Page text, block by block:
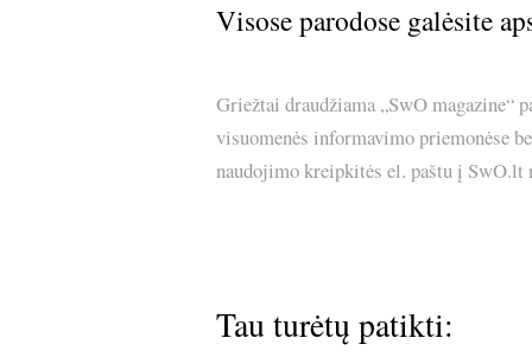
Visose parodose galėsite
Griežtai draudžiama „SwO magazine“
visuomenės informavimo priemonėse
naudojimo kreipkitės el. paštu į
Tau turėtų patikti: